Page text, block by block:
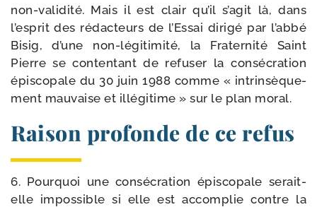
non-​validité. Mais il est clair qu’il s’agit là, dans
l’esprit des rédac­teurs de l’Essai diri­gé par l’abbé
Bisig, d’une non-​légitimité, la Fraternité Saint
Pierre se conten­tant de refu­ser la consé­cra­tion
épis­co­pale du 30 juin 1988 comme « intrin­sè­que­
ment mau­vaise et illé­gi­time » sur le plan moral.
Raison profonde de ce refus
6. Pourquoi une consé­cra­tion épis­co­pale serait-​
elle impos­sible si elle est accom­plie contre la